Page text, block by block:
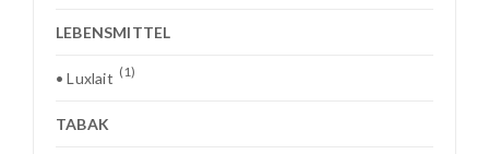
LEBENSMITTEL
• Luxlait (1)
TABAK